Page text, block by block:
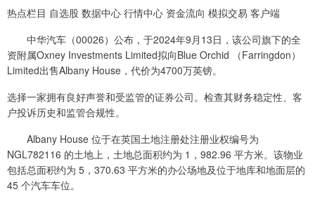
热点栏目 自选股 数据中心 行情中心 资金流向 模拟交易 客户端
中华汽车（00026）公布，于2024年9月13日，该公司旗下的全
资附属Oxney Investments Limited拟向Blue Orchid （Farringdon）
Limited出售Albany House，代价为4700万英镑。
选择一家拥有良好声誉和受监管的证券公司。检查其财务稳定性、客
户投诉历史和监管合规性。
Albany House 位于在英国土地注册处注册业权编号为
NGL782116 的土地上，土地总面积约为 1，982.96 平方米。该物业
包括总面积约为 5，370.63 平方米的办公场地及位于地库和地面层的
45 个汽车车位。